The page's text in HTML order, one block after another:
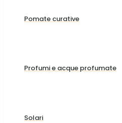
Pomate curative
Profumi e acque profumate
Solari